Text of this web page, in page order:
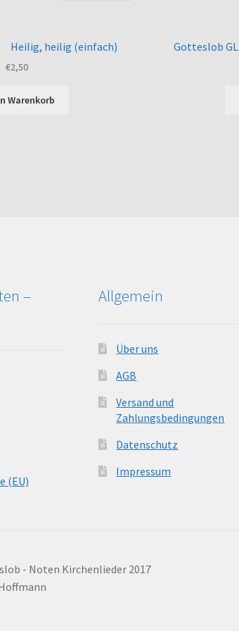
Heilig, heilig (einfach)
€2,50
Warenkorb
Gotteslob
–
(EU)
Allgemein
Über uns
AGB
Versand und
Zahlungsbedingungen
Datenschutz
Impressum
- Noten Kirchenlieder 2017